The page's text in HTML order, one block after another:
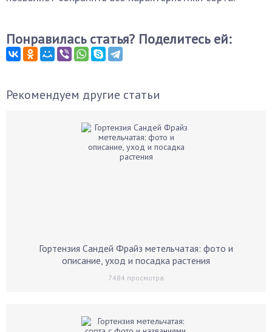
Понравилась статья? Поделитесь ей:
Рекомендуем другие статьи
Гортензия Сандей Фрайз метельчатая: фото и
описание, уход и посадка растения
7484 просмотра